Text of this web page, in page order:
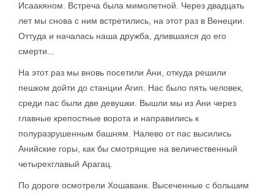
Исаакяном. Встреча была мимолетной. Через двадцать
лет мы снова с ним встретились, на этот раз в Венеции.
Оттуда и началась наша дружба, длившаяся до его
смерти...
На этот раз мы вновь посетили Ани, откуда решили
пешком дойти до станции Агип. Нас было пять человек,
среди пас были две девушки. Вышли мы из Ани через
главные крепостные ворота и направились к
полуразрушенным башням. Налево от пас высились
Анийские горы, как бы смотрящие на величественный
четырехглавый Арагац.
По дороге осмотрели Хошаванк. Высеченные с большим